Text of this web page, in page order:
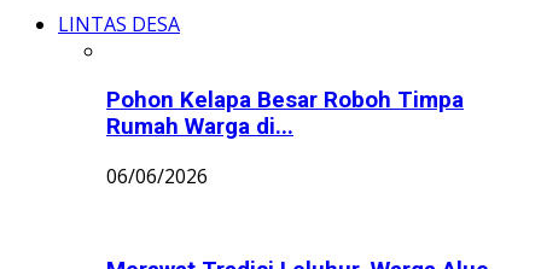
LINTAS DESA
Pohon Kelapa Besar Roboh Timpa
Rumah Warga di...
06/06/2026